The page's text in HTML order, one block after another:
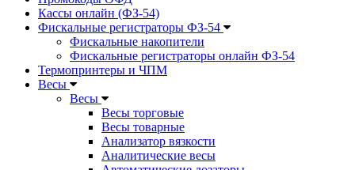
Кассы онлайн (ФЗ-54)
Фискальные регистраторы ФЗ-54
Фискальные накопители
Фискальные регистраторы онлайн ФЗ-54
Термопринтеры и ЧПМ
Весы
Весы
Весы торговые
Весы товарные
Анализатор вязкости
Аналитические весы